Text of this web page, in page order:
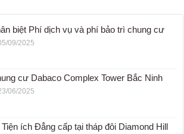
biệt Phí dịch vụ và phí bảo trì chung cư
09/2025
cư Dabaco Complex Tower Bắc Ninh
06/2025
Tiện ích Đẳng cấp tại tháp đôi Diamond Hill